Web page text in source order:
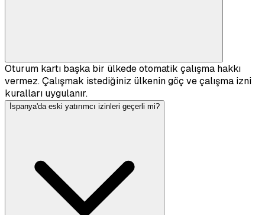
Oturum kartı başka bir ülkede otomatik çalışma hakkı
vermez. Çalışmak istediğiniz ülkenin göç ve çalışma izni
kuralları uygulanır.
İspanya'da eski yatırımcı izinleri geçerli mi?